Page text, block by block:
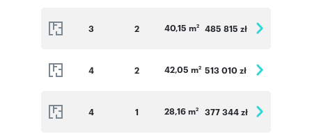
3 2 40,15 m2 485 815 zł
4 2 42,05 m2 513 010 zł
4 1 28,16 m2 377 344 zł